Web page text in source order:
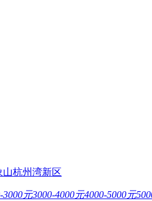
山杭州湾新区
3000元3000-4000元4000-5000元